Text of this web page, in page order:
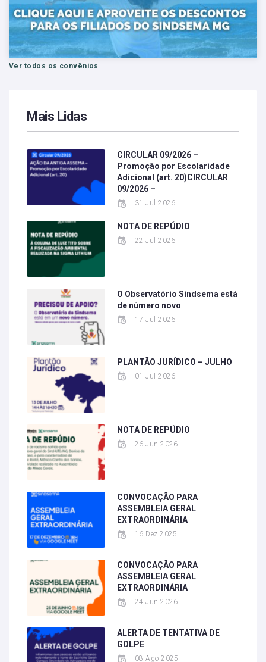
Ver todos os convênios
Mais Lidas
CIRCULAR 09/2026 –
Promoção por Escolaridade
Adicional (art. 20)CIRCULAR
09/2026 –
31 Jul 2026
NOTA DE REPÚDIO
22 Jul 2026
O Observatório Sindsema está
de número novo
17 Jul 2026
PLANTÃO JURÍDICO – JULHO
01 Jul 2026
NOTA DE REPÚDIO
26 Jun 2026
CONVOCAÇÃO PARA
ASSEMBLEIA GERAL
EXTRAORDINÁRIA
16 Dez 2025
CONVOCAÇÃO PARA
ASSEMBLEIA GERAL
EXTRAORDINÁRIA
24 Jun 2026
ALERTA DE TENTATIVA DE
GOLPE
08 Ago 2025